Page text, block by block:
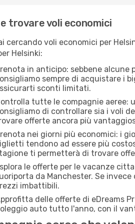
trovare voli economici
cercando voli economici per
Helsinki:
in anticipo: sebbene
sempre di acquistare i
sconti limitati.
tutte le compagnie aeree:
di controllare sia i voli
offerte ancora più
nei giorni più economici: i
tendono ad essere più
ti permetterà di trovare
le offerte per le vacanze
da Manchester. Se
imbattibili.
delle offerte di eDreams
auto tutto l'anno, con il